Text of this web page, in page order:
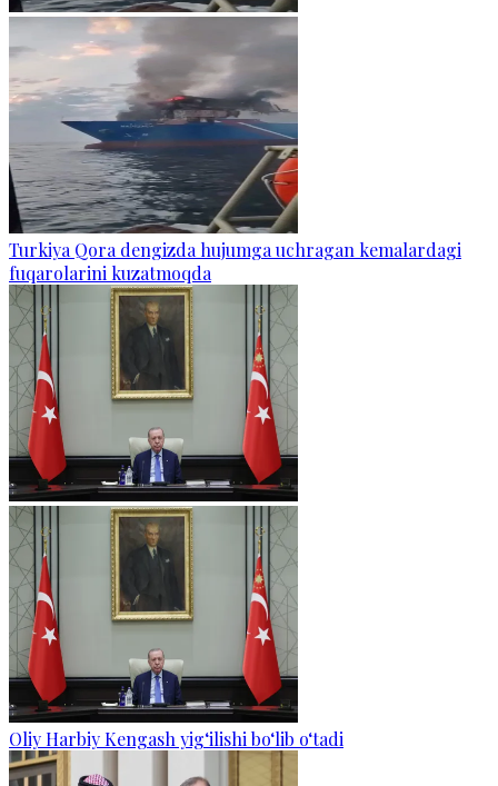
Turkiya Qora dengizda hujumga uchragan kemalardagi
fuqarolarini kuzatmoqda
Oliy Harbiy Kengash yig‘ilishi bo‘lib o‘tadi